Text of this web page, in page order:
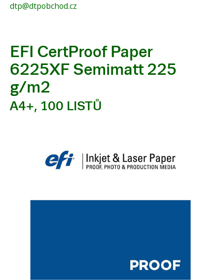
dtp@dtpobchod.cz
EFI CertProof Paper
6225XF Semimatt 225
g/m2
A4+, 100 LISTŮ